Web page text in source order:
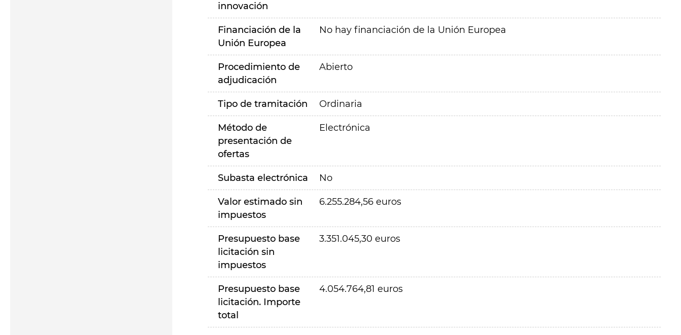
innovación
Financiación de la
Unión Europea
No hay financiación de la Unión Europea
Procedimiento de
adjudicación
Abierto
Tipo de tramitación Ordinaria
Método de
presentación de
ofertas
Electrónica
Subasta electrónica No
Valor estimado sin
impuestos
6.255.284,56 euros
Presupuesto base
licitación sin
impuestos
3.351.045,30 euros
Presupuesto base
licitación. Importe
total
4.054.764,81 euros